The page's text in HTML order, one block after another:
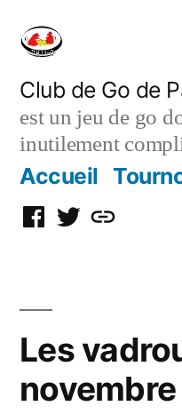
content
Club de Go de
est un jeu de go
inutilement
Accueil
Facebook
TwitterDiscord
Les
novembre